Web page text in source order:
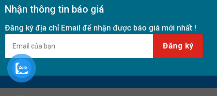
Nhận thông tin báo giá
Đăng ký địa chỉ Email để nhận được báo giá mới nhất !